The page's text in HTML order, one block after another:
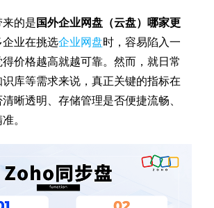
的是 国外企业网盘（云盘）哪家更
企业在挑选企业网盘时，容易陷入一
价格越高就越可靠。然而，就日常
库等需求来说，真正关键的指标在
晰透明、存储管理是否便捷流畅、
。